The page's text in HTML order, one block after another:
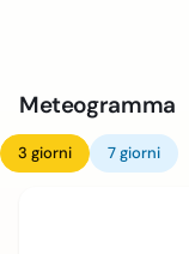
Meteogramma
3 giorni 7 giorni